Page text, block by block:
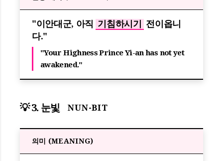
"이안대군, 아직 기침하시기
전이옵니
다."
"Your Highness Prince Yi-an has not yet
awakened."
💡 3. 눈빛 NUN-BIT
의미 (MEANING)